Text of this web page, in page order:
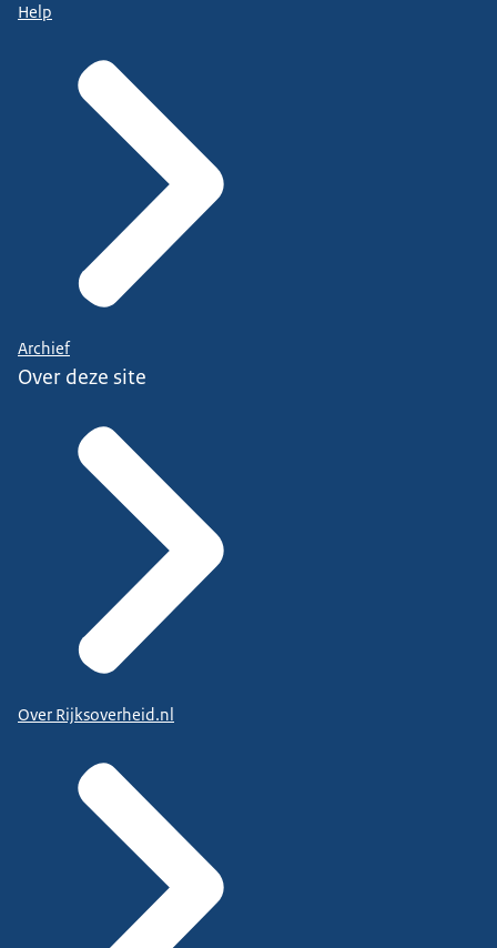
Help
Archief
Over deze site
Over Rijksoverheid.nl